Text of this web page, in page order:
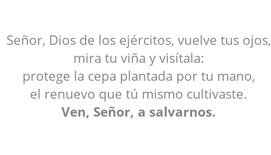
Señor, Dios de los ejércitos, vuelve tus ojos,
mira tu viña y visítala:
protege la cepa plantada por tu mano,
el renuevo que tú mismo cultivaste.
Ven, Señor, a salvarnos.